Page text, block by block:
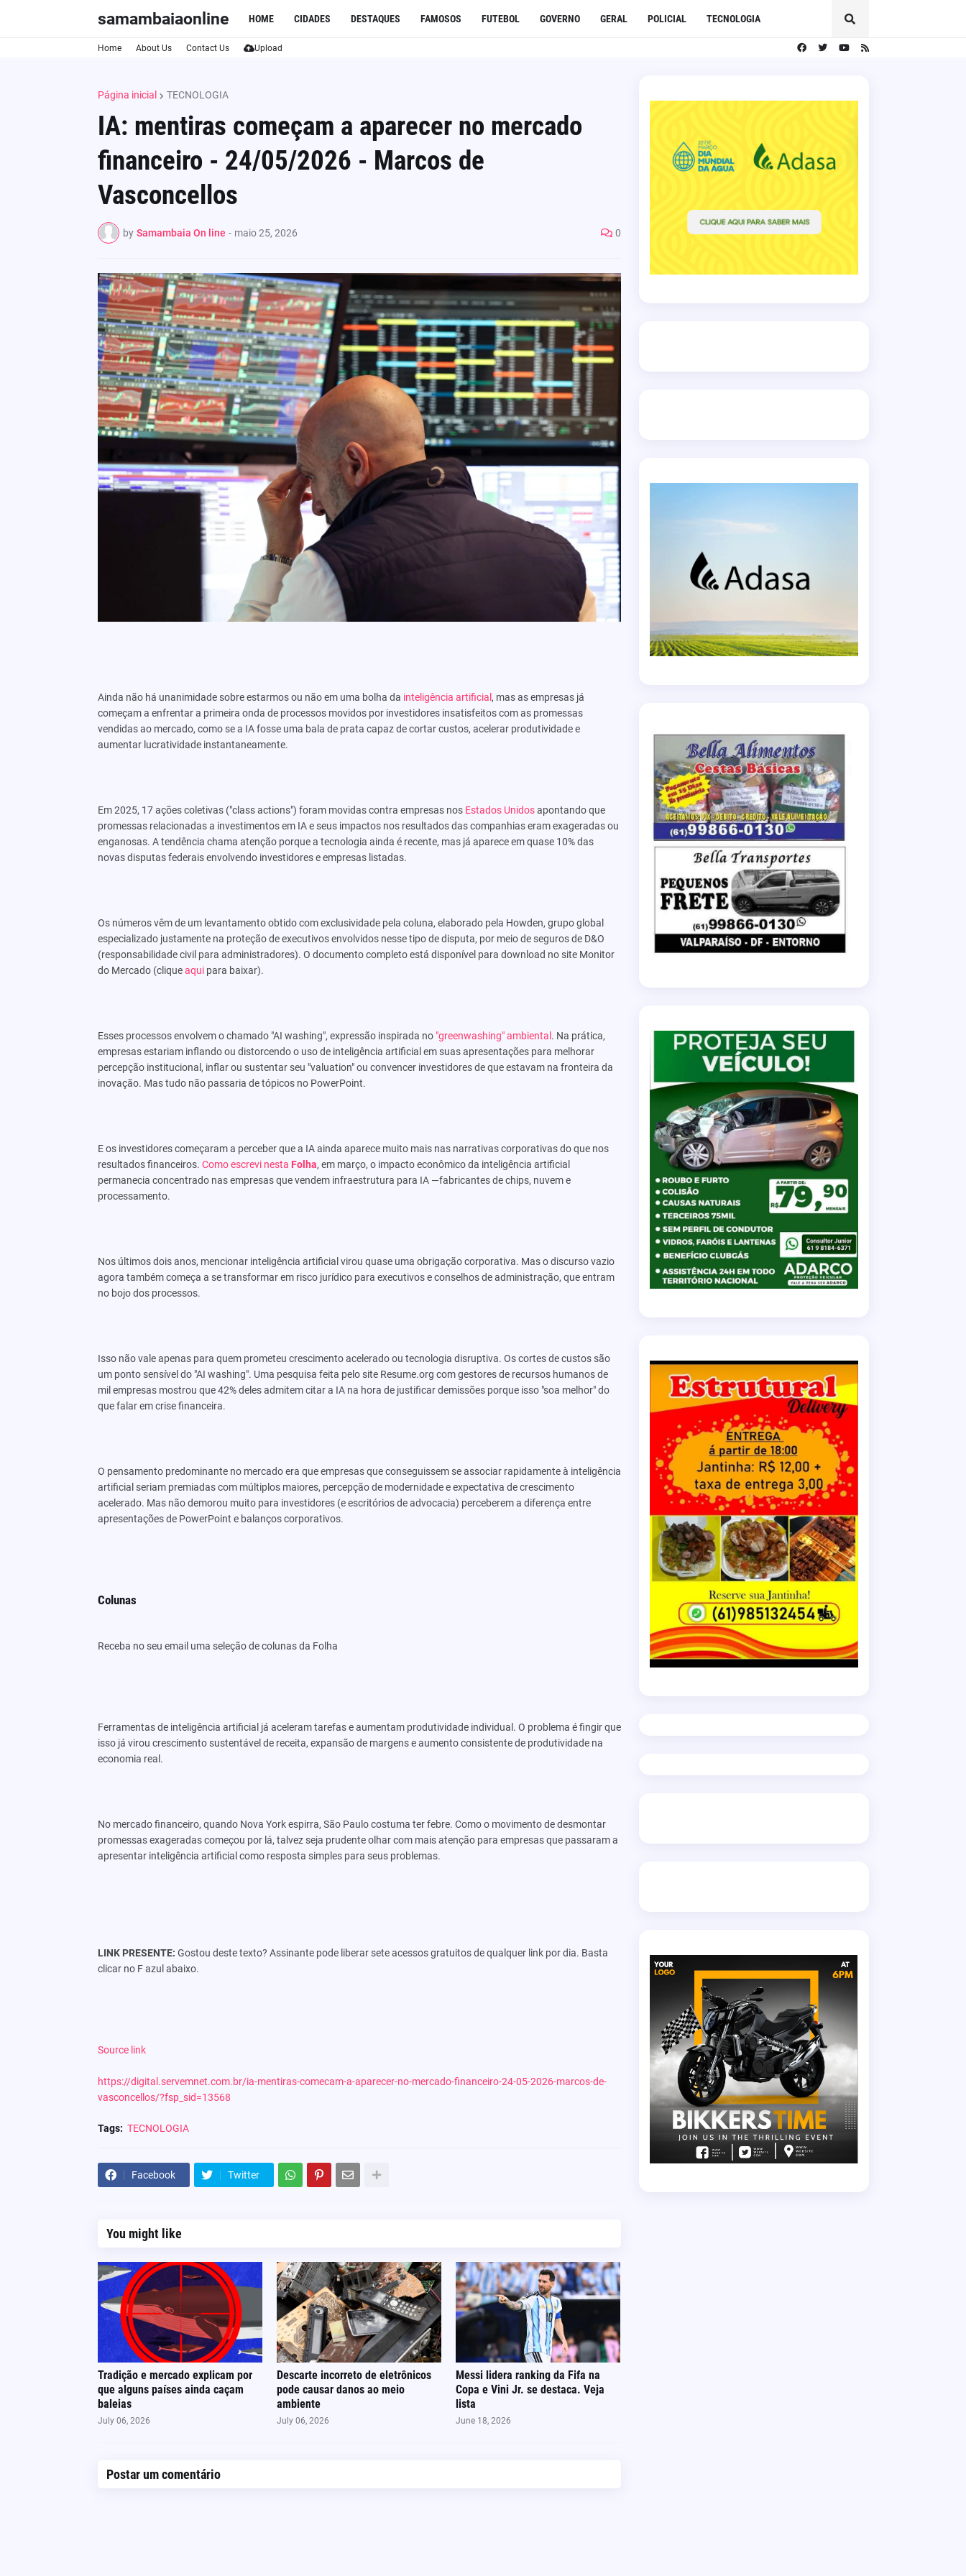
samambaiaonline HOME CIDADES DESTAQUES FAMOSOS FUTEBOL GOVERNO GERAL POLICIAL TECNOLOGIA
Home About Us Contact Us Upload
Página inicial TECNOLOGIA
IA: mentiras começam a aparecer no mercado
financeiro - 24/05/2026 - Marcos de
Vasconcellos
by Samambaia On line - maio 25, 2026 0
Ainda não há unanimidade sobre estarmos ou não em uma bolha da inteligência artificial , mas as empresas já
começam a enfrentar a primeira onda de processos movidos por investidores insatisfeitos com as promessas
vendidas ao mercado, como se a IA fosse uma bala de prata capaz de cortar custos, acelerar produtividade e
aumentar lucratividade instantaneamente.
Em 2025, 17 ações coletivas ("class actions") foram movidas contra empresas nos Estados Unidosapontando que
promessas relacionadas a investimentos em IA e seus impactos nos resultados das companhias eram exageradas ou
enganosas. A tendência chama atenção porque a tecnologia ainda é recente, mas já aparece em quase 10% das
novas disputas federais envolvendo investidores e empresas listadas.
Os números vêm de um levantamento obtido com exclusividade pela coluna, elaborado pela Howden, grupo global
especializado justamente na proteção de executivos envolvidos nesse tipo de disputa, por meio de seguros de D&O
(responsabilidade civil para administradores). O documento completo está disponível para download no site Monitor
do Mercado (cliqueaquipara baixar).
Esses processos envolvem o chamado "AI washing", expressão inspirada no "greenwashing" ambiental . Na prática,
empresas estariam inflando ou distorcendo o uso de inteligência artificial em suas apresentações para melhorar
percepção institucional, inflar ou sustentar seu "valuation" ou convencer investidores de que estavam na fronteira da
inovação. Mas tudo não passaria de tópicos no PowerPoint.
E os investidores começaram a perceber que a IA ainda aparece muito mais nas narrativas corporativas do que nos
resultados financeiros. Como escrevi nesta Folha, em março, o impacto econômico da inteligência artificial
permanecia concentrado nas empresas que vendem infraestrutura para IA —fabricantes de chips, nuvem e
processamento.
Nos últimos dois anos, mencionar inteligência artificial virou quase uma obrigação corporativa. Mas o discurso vazio
agora também começa a se transformar em risco jurídico para executivos e conselhos de administração, que entram
no bojo dos processos.
Isso não vale apenas para quem prometeu crescimento acelerado ou tecnologia disruptiva. Os cortes de custos são
um ponto sensível do "AI washing". Uma pesquisa feita pelo site Resume.org com gestores de recursos humanos de
mil empresas mostrou que 42% deles admitem citar a IA na hora de justificar demissões porque isso "soa melhor" do
que falar em crise financeira.
O pensamento predominante no mercado era que empresas que conseguissem se associar rapidamente à inteligência
artificial seriam premiadas com múltiplos maiores, percepção de modernidade e expectativa de crescimento
acelerado. Mas não demorou muito para investidores (e escritórios de advocacia) perceberem a diferença entre
apresentações de PowerPoint e balanços corporativos.
Colunas
Receba no seu email uma seleção de colunas da Folha
Ferramentas de inteligência artificial já aceleram tarefas e aumentam produtividade individual. O problema é fingir que
isso já virou crescimento sustentável de receita, expansão de margens e aumento consistente de produtividade na
economia real.
No mercado financeiro, quando Nova York espirra, São Paulo costuma ter febre. Como o movimento de desmontar
promessas exageradas começou por lá, talvez seja prudente olhar com mais atenção para empresas que passaram a
apresentar inteligência artificial como resposta simples para seus problemas.
LINK PRESENTE: Gostou deste texto? Assinante pode liberar sete acessos gratuitos de qualquer link por dia. Basta
clicar no F azul abaixo.
Source link
https://digital.servemnet.com.br/ia-mentiras-comecam-a-aparecer-no-mercado-financeiro-24-05-2026-marcos-de-
vasconcellos/?fsp_sid=13568
Tags: TECNOLOGIA
Facebook Twitter
You might like
Tradição e mercado explicam por
que alguns países ainda caçam
baleias
July 06, 2026
Descarte incorreto de eletrônicos
pode causar danos ao meio
ambiente
July 06, 2026
Messi lidera ranking da Fifa na
Copa e Vini Jr. se destaca. Veja
lista
June 18, 2026
Postar um comentário